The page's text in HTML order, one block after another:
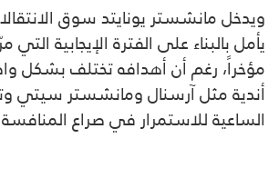
ويدخل مانشستر يونايتد سوق
يأمل بالبناء على الفترة الإيجابية التي
مؤخراً، رغم أن أهدافه تختلف بشكل
أندية مثل آرسنال ومانشستر
الساعية للاستمرار في صراع